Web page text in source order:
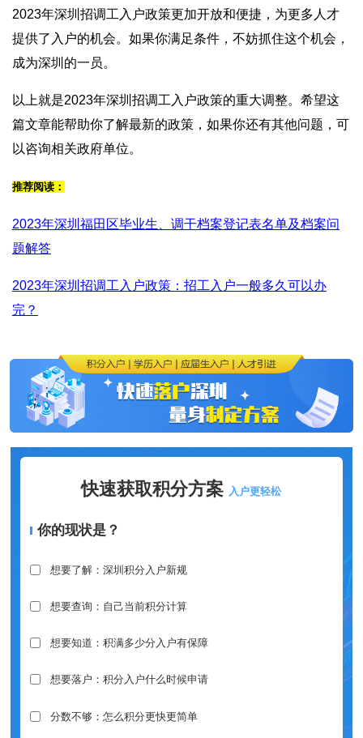
2023年深圳招调工入户政策更加开放和便捷，为更多人才
提供了入户的机会。如果你满足条件，不妨抓住这个机会，
成为深圳的一员。
以上就是2023年深圳招调工入户政策的重大调整。希望这
篇文章能帮助你了解最新的政策，如果你还有其他问题，可
以咨询相关政府单位。
推荐阅读：
2023年深圳福田区毕业生、调干档案登记表名单及档案问
题解答
2023年深圳招调工入户政策：招工入户一般多久可以办
完？
快速获取积分方案 入户更轻松
你的现状是？
想要了解：深圳积分入户新规
想要查询：自己当前积分计算
想要知道：积满多少分入户有保障
想要落户：积分入户什么时候申请
分数不够：怎么积分更快更简单